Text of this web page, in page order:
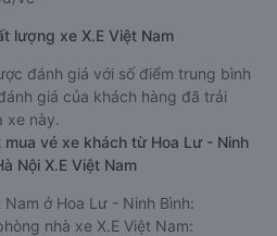
lượng xe X.E Việt Nam
đánh giá với số điểm trung bình
giá của khách hàng đã trải
xe này.
vé xe khách từ Hoa Lư - Ninh
Nội X.E Việt Nam
ở Hoa Lư - Ninh Bình:
nhà xe X.E Việt Nam: